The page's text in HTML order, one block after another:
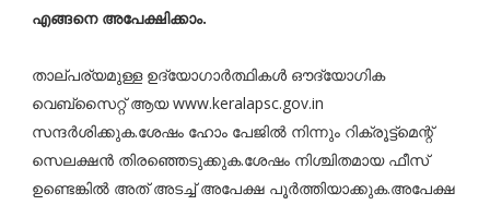
എങ്ങനെ അപേക്ഷിക്കാം.
താല്പര്യമുള്ള ഉദ്യോഗാർത്ഥികൾ ഔദ്യോഗിക
വെബ്സൈറ്റ് ആയ www.keralapsc.gov.in
സന്ദർശിക്കുക.ശേഷം ഹോം പേജിൽ നിന്നും റിക്രൂട്ട്മെന്റ്
സെലക്ഷൻ തിരഞ്ഞെടുക്കുക.ശേഷം നിശ്ചിതമായ ഫീസ്
ഉണ്ടെങ്കിൽ അത് അടച്ച് അപേക്ഷ പൂർത്തിയാക്കുക.അപേക്ഷ